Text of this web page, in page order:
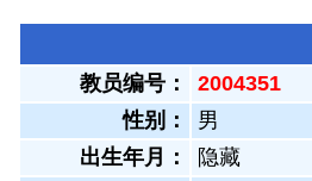
教员编号： 2004351
性别：
男
出生年月：
隐藏